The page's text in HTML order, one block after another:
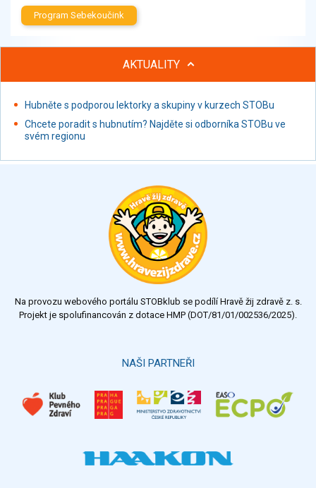
Sušené směsi
Polotovary, hotové pokrmy
Proteinové výrobky, doplňky stravy
Nápoje alkoholické
Restaurace, jídelny, hotová jídla
Fastfood
Studená kuchyně, lahůdkářské výrobky
Program Sebekoučink
AKTUALITY
Hubněte s podporou lektorky a skupiny v kurzech STOBu
Chcete poradit s hubnutím? Najděte si odborníka STOBu ve
svém regionu
Na provozu webového portálu STOBklub se podílí Hravě žij zdravě z. s.
Projekt je spolufinancován z dotace HMP (DOT/81/01/002536/2025).
NAŠI PARTNEŘI